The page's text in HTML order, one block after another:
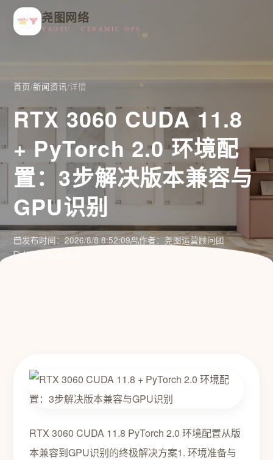
尧图网络
YAOTU · CERAMIC OPS
首页/新闻资讯/详情
RTX 3060 CUDA 11.8
+ PyTorch 2.0 环境配
置：3步解决版本兼容与
GPU识别
发布时间：2026/8/8 8:52:09
作者：尧图运营顾问团
分类：行业资讯
RTX 3060 CUDA 11.8 PyTorch 2.0 环境配置从版
本兼容到GPU识别的终极解决方案1. 环境准备与